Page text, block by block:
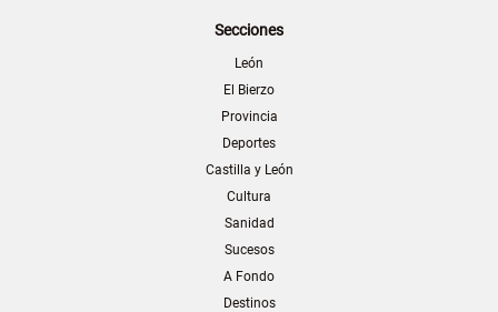
Secciones
León
El Bierzo
Provincia
Deportes
Castilla y León
Cultura
Sanidad
Sucesos
A Fondo
Destinos